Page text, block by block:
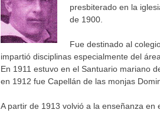
presbiterado en la
de 1900.
Fue destinado al
impartió disciplinas especialmente del
En 1911 estuvo en el Santuario mariano
en 1912 fue Capellán de las monjas
A partir de 1913 volvió a la enseñanza